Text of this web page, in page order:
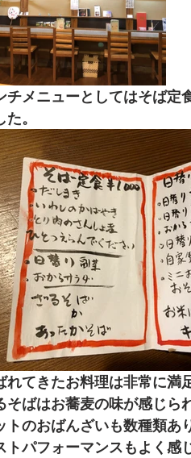
チメニューとしてはそば定
た。
れてきたお料理は非常に満
そばはお蕎麦の味が感じら
トのおばんざいも数種類あ
トパフォーマンスもよく感